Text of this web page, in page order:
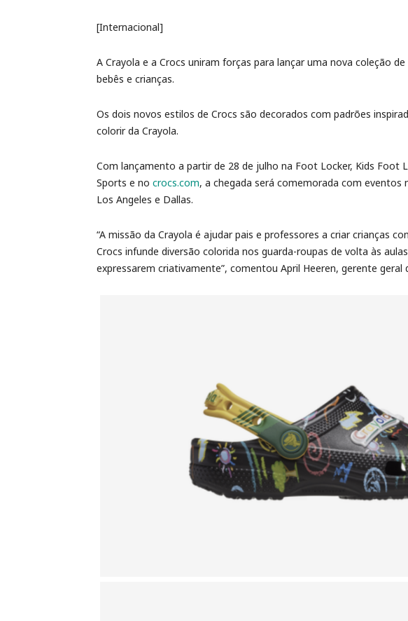
[Internacional]
A Crayola e a Crocs uniram forças para lançar uma nova coleção
bebês e crianças.
Os dois novos estilos de Crocs são decorados com padrões
colorir da Crayola.
Com lançamento a partir de 28 de julho na Foot Locker, Kids Foot
Sports e no crocs.com, a chegada será comemorada com eventos
Los Angeles e Dallas.
“A missão da Crayola é ajudar pais e professores a criar crianças
Crocs infunde diversão colorida nos guarda-roupas de volta às
expressarem criativamente”, comentou April Heeren, gerente